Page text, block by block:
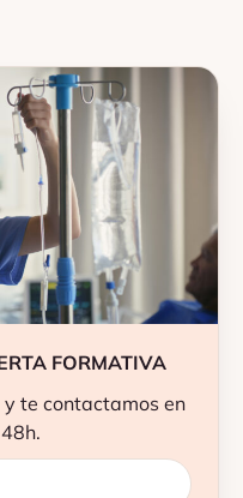
FORMATIVA
te contactamos en